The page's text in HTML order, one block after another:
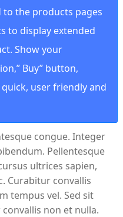
to the products pages
to display extended
Show your
Buy” button,
user friendly and
congue. Integer
Pellentesque
ultrices sapien,
Curabitur convallis
tempus vel. Sed sit
non et nulla.